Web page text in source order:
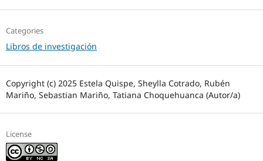
Categories
Libros de investigación
Copyright (c) 2025 Estela Quispe, Sheylla Cotrado, Rubén
Mariño, Sebastian Mariño, Tatiana Choquehuanca (Autor/a)
License